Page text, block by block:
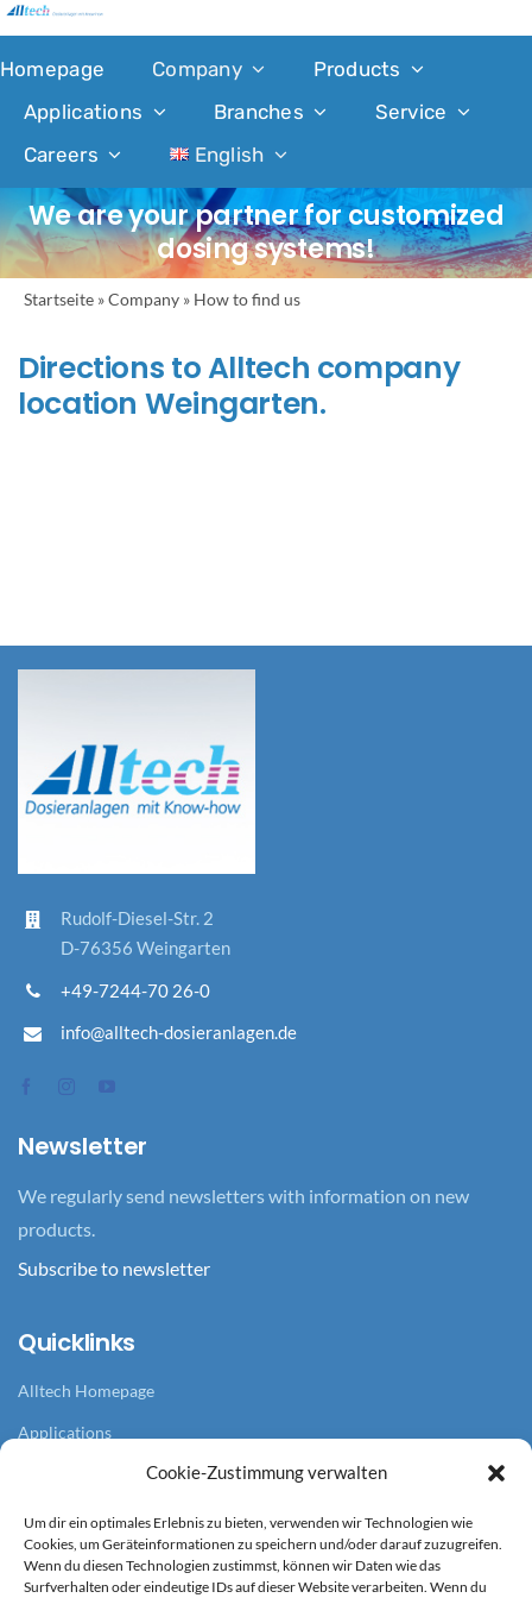
Cookie-Zustimmung verwalten
Um dir ein optimales Erlebnis zu bieten, verwenden wir Technologien wie
Cookies, um Geräteinformationen zu speichern und/oder darauf zuzugreifen.
Wenn du diesen Technologien zustimmst, können wir Daten wie das
Surfverhalten oder eindeutige IDs auf dieser Website verarbeiten. Wenn du
Skip
content
Homepage Company
Products
Applications
Branches
Service
Careers
English
We are your partner for customized
dosing systems!
Startseite »Company » How to find us
Directions to Alltech company
location Weingarten.
Rudolf-Diesel-Str. 2
D-76356 Weingarten
+49-7244-70 26-0
info@alltech-dosieranlagen.de
Newsletter
We regularly send newsletters with information on new
products.
Subscribe to newsletter
Quicklinks
Alltech Homepage
Applications
References
News overview